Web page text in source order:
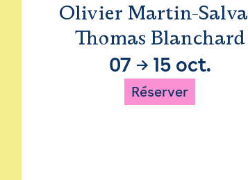
Olivier Martin-
Thomas Blanchard
07 → 15 oct.
Réserver